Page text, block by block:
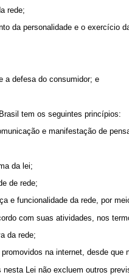
rede;
da personalidade e o exercício
a defesa do consumidor; e
tem os seguintes princípios:
e manifestação de
da lei;
de rede;
e funcionalidade da rede, por
com suas atividades, nos
da rede;
na internet, desde
Lei não excluem outros